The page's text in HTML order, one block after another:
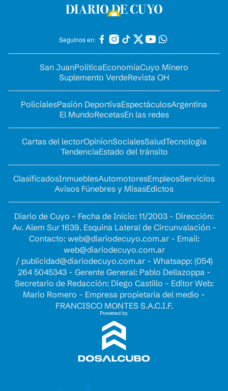
Seguinos en:
San JuanPolíticaEconomíaCuyo Minero
Suplemento VerdeRevista OH
PolicialesPasión DeportivaEspectáculosArgentina
El MundoRecetasEn las redes
Cartas del lectorOpinionSocialesSaludTecnología
TendenciaEstado del tránsito
ClasificadosInmueblesAutomotoresEmpleosServicios
Avisos Fúnebres y MisasEdictos
Diario de Cuyo - Fecha de Inicio: 11/2003 - Dirección:
Av. Alem Sur 1639. Esquina Lateral de Circunvalación -
Contacto: web@diariodecuyo.com.ar- Email:
web@diariodecuyo.com.ar
/ publicidad@diariodecuyo.com.ar- Whatsapp: (054)
264 5045343 - Gerente General: Pablo Dellazoppa -
Secretario de Redacción: Diego Castillo - Editor Web:
Mario Romero - Empresa propietaria del medio -
FRANCISCO MONTES S.A.C.I.F.